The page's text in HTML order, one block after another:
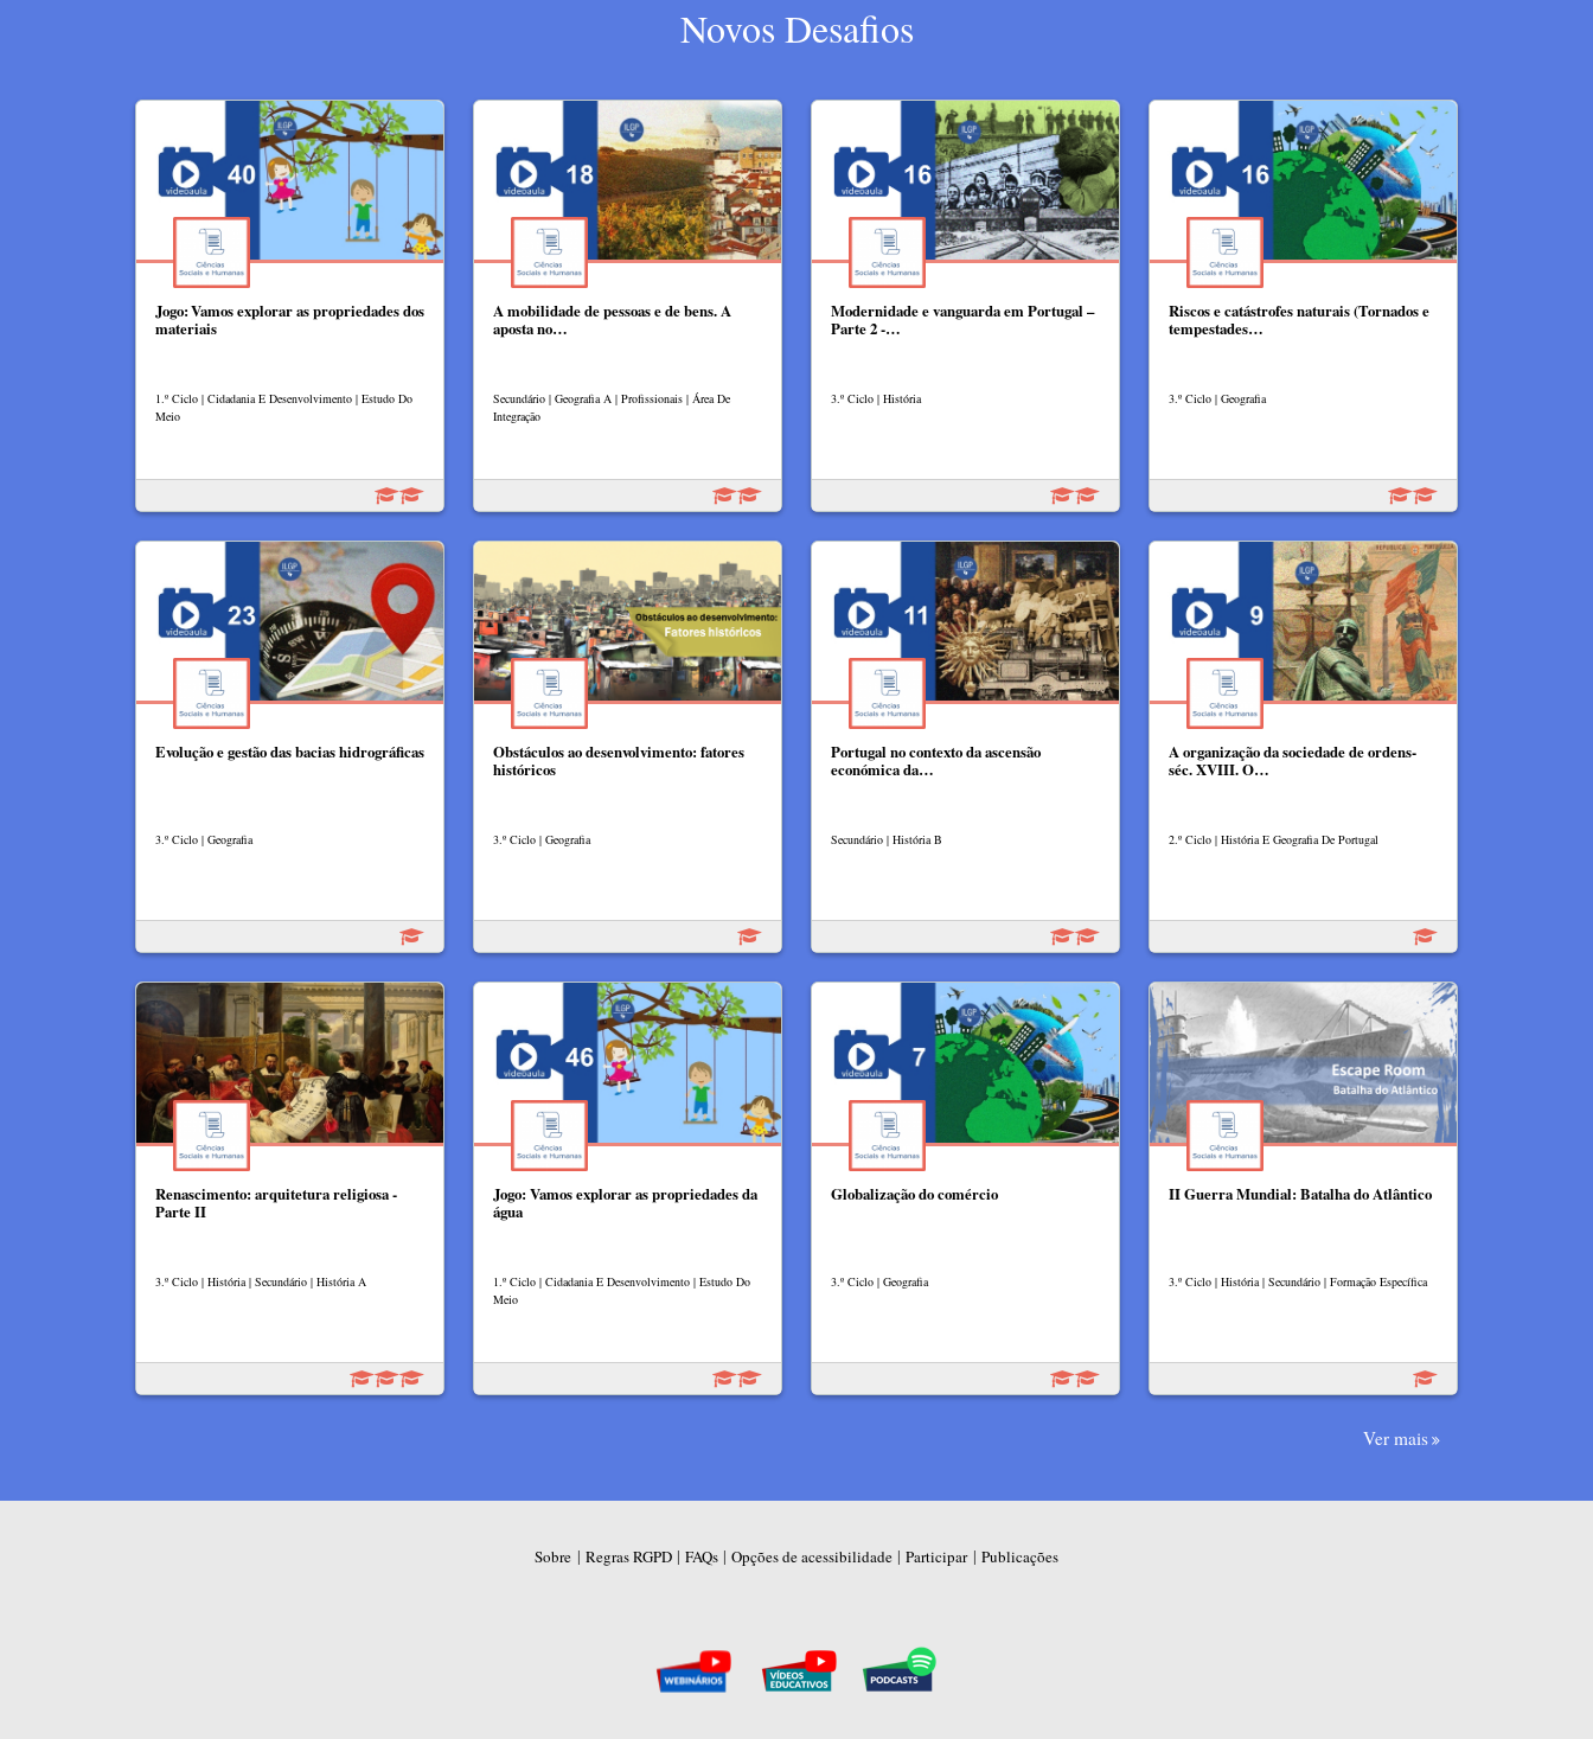
Novos Desafios
Jogo: Vamos explorar as propriedades dos
materiais
1.º Ciclo | Cidadania E Desenvolvimento | Estudo Do
Meio
A mobilidade de pessoas e de bens. A
aposta no…
Secundário | Geografia A | Profissionais | Área De
Integração
Modernidade e vanguarda em Portugal –
Parte 2 -…
3.º Ciclo | História
Riscos e catástrofes naturais (Tornados e
tempestades…
3.º Ciclo | Geografia
Evolução e gestão das bacias hidrográficas
3.º Ciclo | Geografia
Obstáculos ao desenvolvimento: fatores
históricos
3.º Ciclo | Geografia
Portugal no contexto da ascensão
económica da…
Secundário | História B
A organização da sociedade de ordens-
séc. XVIII. O…
2.º Ciclo | História E Geografia De Portugal
Renascimento: arquitetura religiosa -
Parte II
3.º Ciclo | História | Secundário | História A
Jogo: Vamos explorar as propriedades da
água
1.º Ciclo | Cidadania E Desenvolvimento | Estudo Do
Meio
Globalização do comércio
3.º Ciclo | Geografia
II Guerra Mundial: Batalha do Atlântico
3.º Ciclo | História | Secundário | Formação Específica
Ver mais
Sobre | Regras RGPD | FAQs | Opções de acessibilidade | Participar| Publicações